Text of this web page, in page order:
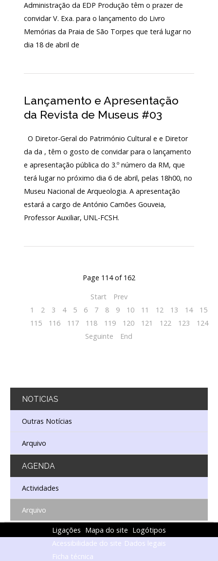
Administração da EDP Produção têm o prazer de
convidar V. Exa. para o lançamento do Livro
Memórias da Praia de São Torpes que terá lugar no
dia 18 de abril de
Lançamento e Apresentação
da Revista de Museus #03
O Diretor-Geral do Património Cultural e e Diretor
da da , têm o gosto de convidar para o lançamento
e apresentação pública do 3.º número da RM, que
terá lugar no próximo dia 6 de abril, pelas 18h00, no
Museu Nacional de Arqueologia. A apresentação
estará a cargo de António Camões Gouveia,
Professor Auxiliar, UNL-FCSH.
Page 114 of 162
Start
Prev
1
2 3 4 5 6 7 8 9 10 11 12 13 14 15
115
116 117 118 119 120 121 122 123 124
Seguinte
End
NOTICIAS
Outras Notícias
Arquivo
AGENDA
Actividades
Arquivo
Ligações Mapa do site Logótipos
Acessibilidade do site Dados legais
Ficha técnica